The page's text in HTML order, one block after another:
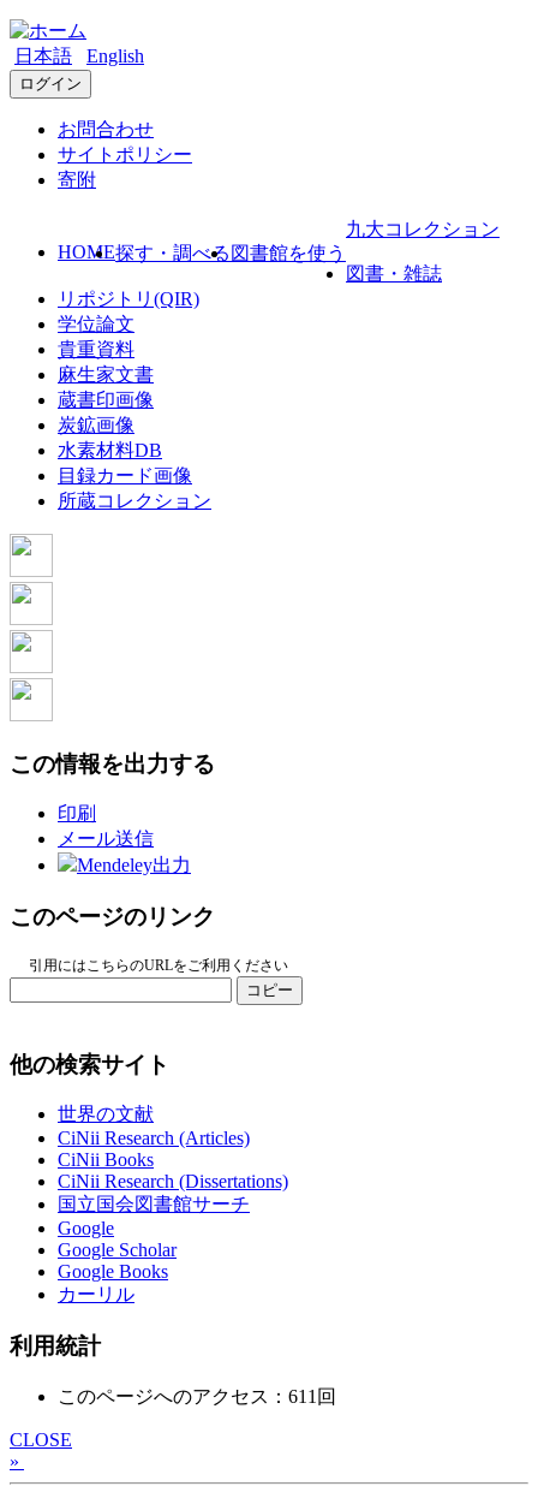
日本語 English
ログイン
お問合わせ
サイトポリシー
寄附
HOME探す・調べる 図書館を使う
九大コレクション
図書・雑誌
リポジトリ(QIR)
学位論文
貴重資料
麻生家文書
蔵書印画像
炭鉱画像
水素材料DB
目録カード画像
所蔵コレクション
この情報を出力する
印刷
メール送信
Mendeley出力
このページのリンク
引用にはこちらのURLをご利用ください
コピー
他の検索サイト
世界の文献
CiNii Research (Articles)
CiNii Books
CiNii Research (Dissertations)
国立国会図書館サーチ
Google
Google Scholar
Google Books
カーリル
利用統計
このページへのアクセス：611回
CLOSE
»